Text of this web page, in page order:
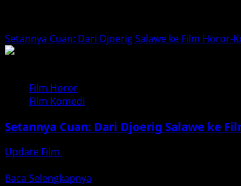
Setannya Cuan: Dari Djoerig Salawe ke Film Horor-
Film Horor
Film Komedi
Setannya Cuan: Dari Djoerig Salawe ke
Update Film
Baca Selengkapnya